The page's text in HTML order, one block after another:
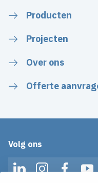
Producten
Projecten
Over ons
Offerte
Volg ons